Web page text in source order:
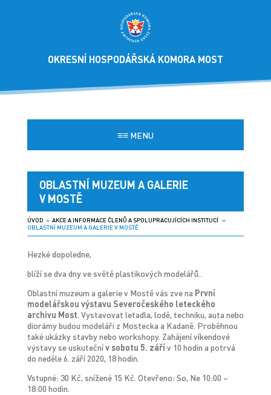
OKRESNÍ HOSPODÁŘSKÁ KOMORA MOST
≡≡MENU
OBLASTNÍ MUZEUM A GALERIE
V MOSTĚ
ÚVOD » AKCE A INFORMACE ČLENŮ A SPOLUPRACUJÍCÍCH INSTITUCÍ»
OBLASTNÍ MUZEUM A GALERIE V MOSTĚ
Hezké dopoledne,
blíží se dva dny ve světě plastikových modelářů..
Oblastní muzeum a galerie v Mostě vás zve na První
modelářskou výstavu Severočeského leteckého
archivu Most. Vystavovat letadla, lodě, techniku, auta nebo
diorámy budou modeláři z Mostecka a Kadaně. Proběhnou
také ukázky stavby nebo workshopy. Zahájení víkendové
výstavy se uskutečnív sobotu 5. zářív 10 hodin a potrvá
do neděle 6. září 2020, 18 hodin.
Vstupné: 30 Kč, snížené 15 Kč. Otevřeno: So, Ne 10:00 –
18:00 hodin.